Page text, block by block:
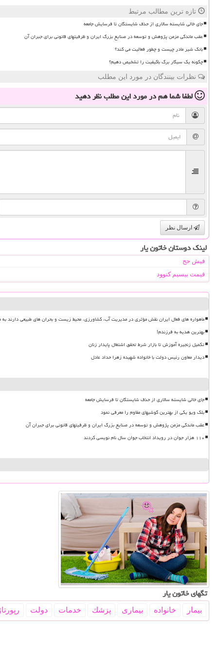
تازه ترین مطالب مرتبط
جای خالی شایسته سالاری از حذف شایستگان تا فرسایش جامعه
عقب ماندگی مزمن پژوهش و توسعه در صنایع بزرگ ایران و ظرفیتهای قانونی برای جبران آن
بانک شیر مادر چیست و چطور فعالیت می کند؟
چگونه یک سیگار برگ باکیفیت را تشخیص دهیم؟
نظرات بینندگان در مورد این مطلب
لطفا شما همدر مورد این مطلبنظر دهید
ارسال نظر
لینک دوستان خاتون یار
فیش حج
قیمت بیسیم کنوود
ماهواره های فعال ایران نقش مؤثری در مدیریت آب، کشاورزی، محیط زیست و بحران های طبیعی دارند به
بهترین هدیه به فرزندم!
تکمیل زنجیره آموزش تا بازار شرط تحقق اشتغال پایدار زنان
دیدار معاون رئیس دولت با خانواده شهیده زهرا حداد عادل
جای خالی شایسته سالاری از حذف شایستگان تا فرسایش جامعه
بلک ویو یکی از بهترین گوشیهای مقاوم را معرفی نمود
عقب ماندگی مزمن پژوهش و توسعه در صنایع بزرگ ایران و ظرفیتهای قانونی برای جبران آن
۱۱۰ هزار جوان در رویداد انتخاب جوان سال نام نویسی کردند
تگهای خاتون یار
بیمار خانواده بیماری پزشك خدمات دولت رپورتاژ